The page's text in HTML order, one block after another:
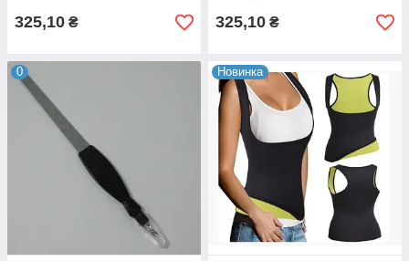
325,10 ₴ 325,10 ₴
0 Новинка